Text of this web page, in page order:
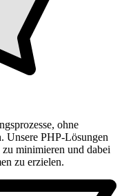
ohne
Unsere PHP-Lösungen
minimieren und dabei
zu erzielen.